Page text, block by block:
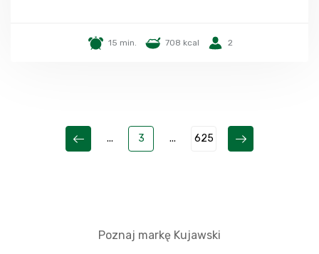
15 min. 708 kcal 2
... 3 ... 625
Poznaj markę Kujawski